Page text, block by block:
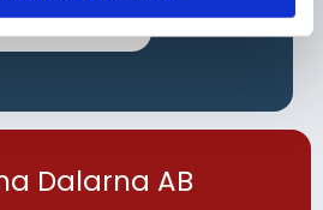
STATIONEN
Dalarna AB